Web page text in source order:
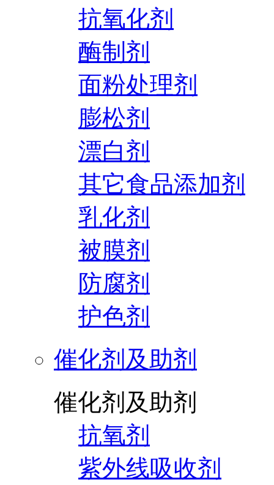
抗氧化剂
酶制剂
面粉处理剂
膨松剂
漂白剂
其它食品添加剂
乳化剂
被膜剂
防腐剂
护色剂
催化剂及助剂
催化剂及助剂
抗氧剂
紫外线吸收剂